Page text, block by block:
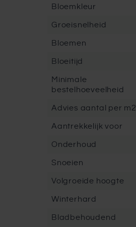
Bloemkleur
Groeisnelheid
Bloemen
Bloeitijd
Minimale
bestelhoeveelheid
Advies aantal per m2
Aantrekkelijk voor
Onderhoud
Snoeien
Volgroeide hoogte
Winterhard
Bladbehoudend